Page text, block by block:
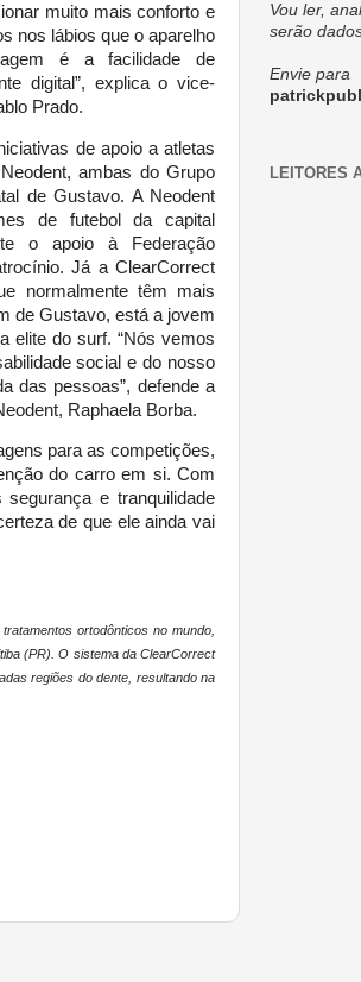
muito mais conforto e
nos lábios que o aparelho
é a facilidade de
digital”, explica o vice-
Prado.
de apoio a atletas
ambas do Grupo
de Gustavo. A Neodent
de futebol da capital
o apoio à Federação
Já a ClearCorrect
normalmente têm mais
de Gustavo, está a jovem
elite do surf. “Nós vemos
social e do nosso
das pessoas”, defende a
Raphaela Borba.
para as competições,
do carro em si. Com
e tranquilidade
de que ele ainda vai
ortodônticos no mundo,
(PR). O sistema da ClearCorrect
regiões do dente, resultando na
Vou ler,
serão
Envie para
LEITORES